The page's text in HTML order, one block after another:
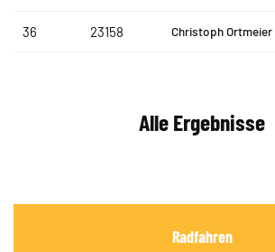
36 23158 Christoph Ortmeier
Alle Ergebnisse
Radfahren